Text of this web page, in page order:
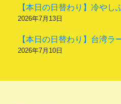
【本日の日替わり】冷やし
2026年7月13日
【本日の日替わり】台湾ラ
2026年7月10日